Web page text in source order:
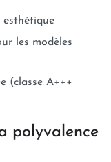
esthétique
les modèles
(classe A+++
polyvalence